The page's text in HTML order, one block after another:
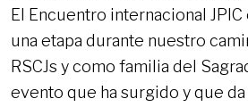
El Encuentro internacional JPIC
una etapa durante nuestro
RSCJs y como familia del
evento que ha surgido y que